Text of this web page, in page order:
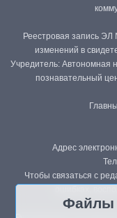
Реестровая запись
изменений в
Учредитель: Автономная
познавательный
Адрес
Чтобы связаться с
Файлы